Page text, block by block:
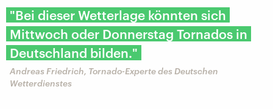
"Bei dieser Wetterlage könnten sich
Mittwoch oder Donnerstag Tornados in
Deutschland bilden."
Andreas Friedrich, Tornado-Experte des Deutschen
Wetterdienstes